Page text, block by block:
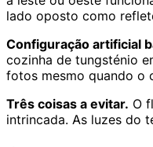
lado oposto como
Configuração artificial
cozinha de tungsténio
fotos mesmo quando o
Três coisas a evitar. O
intrincada. As luzes do